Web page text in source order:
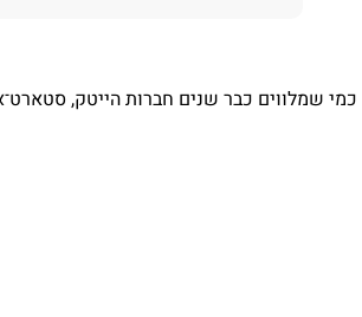
כמי שמלווים כבר שנים חברות הייטק,